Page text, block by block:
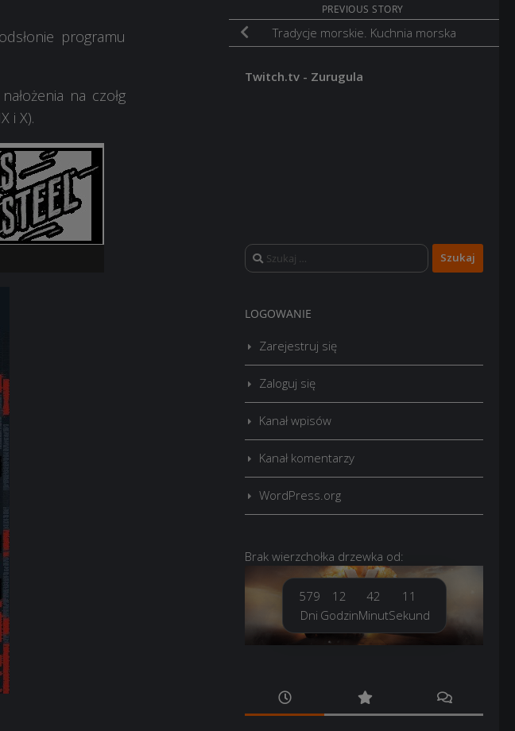
programu
na czołg
i X).
PREVIOUS STORY
Tradycje morskie. Kuchnia morska
Twitch.tv - Zurugula
Szukaj:
LOGOWANIE
Zarejestruj się
Zaloguj się
Kanał wpisów
Kanał komentarzy
WordPress.org
Brak wierzchołka drzewka od:
579
Dni
12
Godzin
42
Minut
13
Sekund